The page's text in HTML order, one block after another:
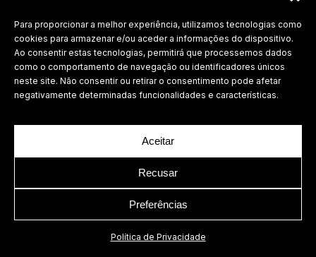
Para proporcionar a melhor experiência, utilizamos tecnologias como
cookies para armazenar e/ou aceder a informações do dispositivo.
Ao consentir estas tecnologias, permitirá que processemos dados
como o comportamento de navegação ou identificadores únicos
neste site. Não consentir ou retirar o consentimento pode afetar
negativamente determinadas funcionalidades e características.
Aceitar
Recusar
Preferências
Política de Privacidade
©2026 Todos os direitos reservados.
Política de Privacidade